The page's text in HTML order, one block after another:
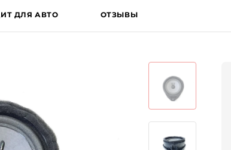
ДЛЯ АВТО ОТЗЫВЫ